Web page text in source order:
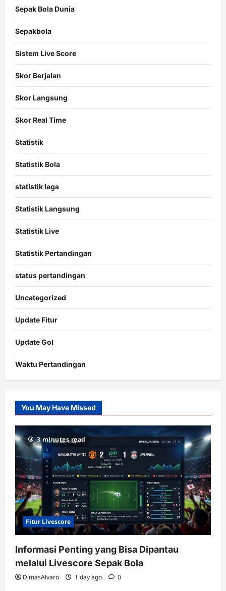
Sepak Bola Dunia
Sepakbola
Sistem Live Score
Skor Berjalan
Skor Langsung
Skor Real Time
Statistik
Statistik Bola
statistik laga
Statistik Langsung
Statistik Live
Statistik Pertandingan
status pertandingan
Uncategorized
Update Fitur
Update Gol
Waktu Pertandingan
Slot
Gacor
RTP
terupdate
You May Have Missed
3 minutes read
Fitur Livescore
Informasi Penting yang Bisa Dipantau
melalui Livescore Sepak Bola
DimasAlvaro 1 day ago 0